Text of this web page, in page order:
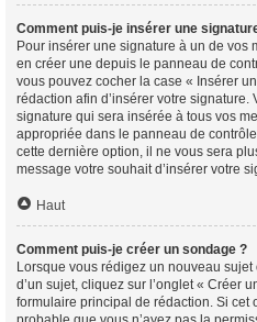
Comment puis-je insérer une
Pour insérer une signature à un de vos
en créer une depuis le panneau de
vous pouvez cocher la case « Insérer
rédaction afin d’insérer votre
signature qui sera insérée à tous vos
appropriée dans le panneau de
cette dernière option, il ne vous sera
message votre souhait d’insérer votre
Haut
Comment puis-je créer un sondage ?
Lorsque vous rédigez un nouveau
d’un sujet, cliquez sur l’onglet « Créer
formulaire principal de rédaction. Si cet